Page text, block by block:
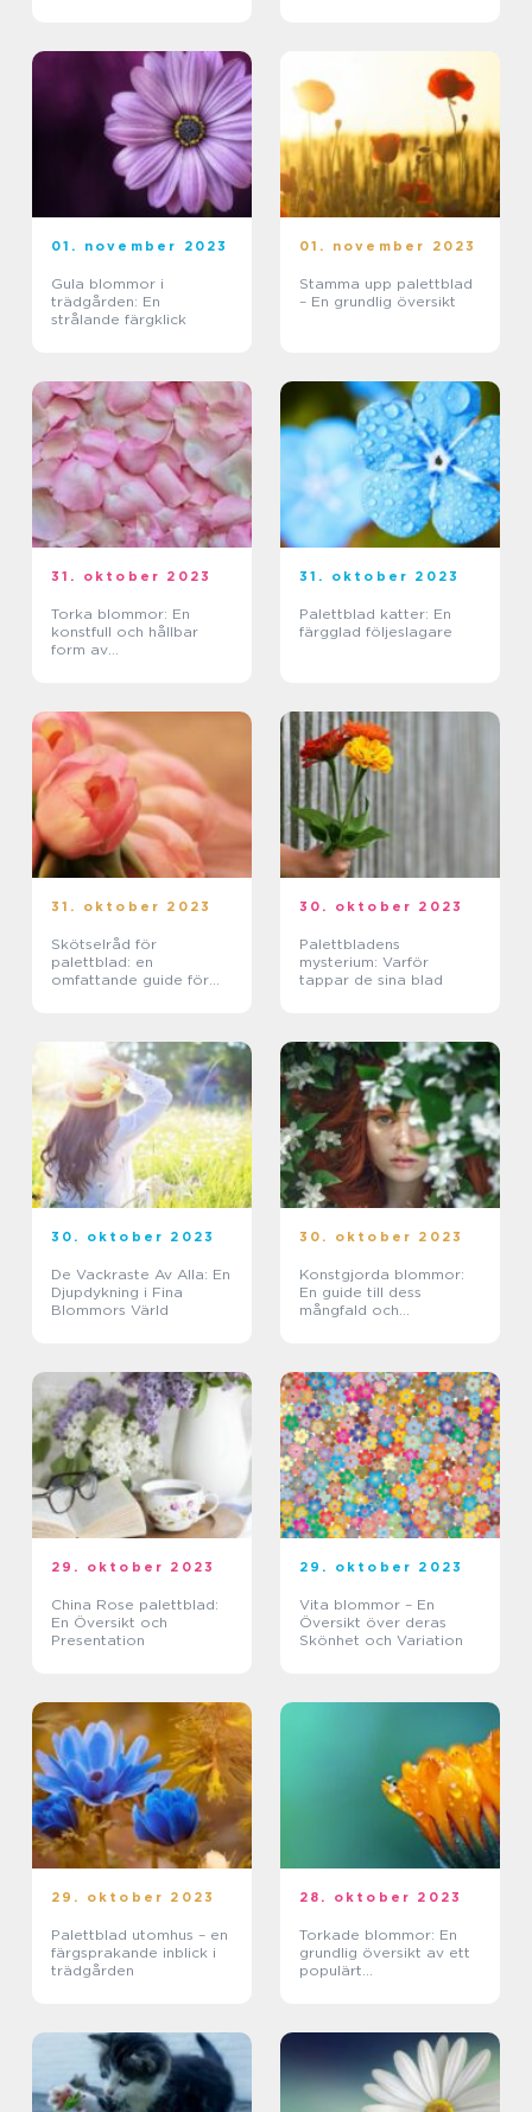
01. november 2023
Gula blommor i
trädgården: En
strålande färgklick
01. november 2023
Stamma upp palettblad
– En grundlig översikt
31. oktober 2023
Torka blommor: En
konstfull och hållbar
form av
31. oktober 2023
Palettblad katter: En
färgglad följeslagare
31. oktober 2023
Skötselråd för
palettblad: en
omfattande guide för
30. oktober 2023
Palettbladens
mysterium: Varför
tappar de sina blad
30. oktober 2023
De Vackraste Av Alla: En
Djupdykning i Fina
Blommors Värld
30. oktober 2023
Konstgjorda blommor:
En guide till dess
mångfald och
29. oktober 2023
China Rose palettblad:
En Översikt och
Presentation
29. oktober 2023
Vita blommor – En
Översikt över deras
Skönhet och Variation
29. oktober 2023
Palettblad utomhus – en
färgsprakande inblick i
trädgården
28. oktober 2023
Torkade blommor: En
grundlig översikt av ett
populärt